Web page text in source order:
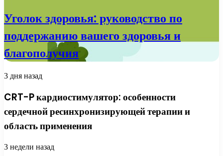
Уголок здоровья: руководство по
поддержанию вашего здоровья и
благополучия
3 дня назад
CRT-P кардиостимулятор: особенности
сердечной ресинхронизирующей терапии и
область применения
3 недели назад